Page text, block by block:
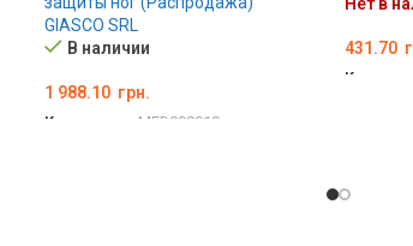
GIASCO SRL
В наличии
1 988.10 грн.
Код товара: MED000018
Нет в
431.70
Код